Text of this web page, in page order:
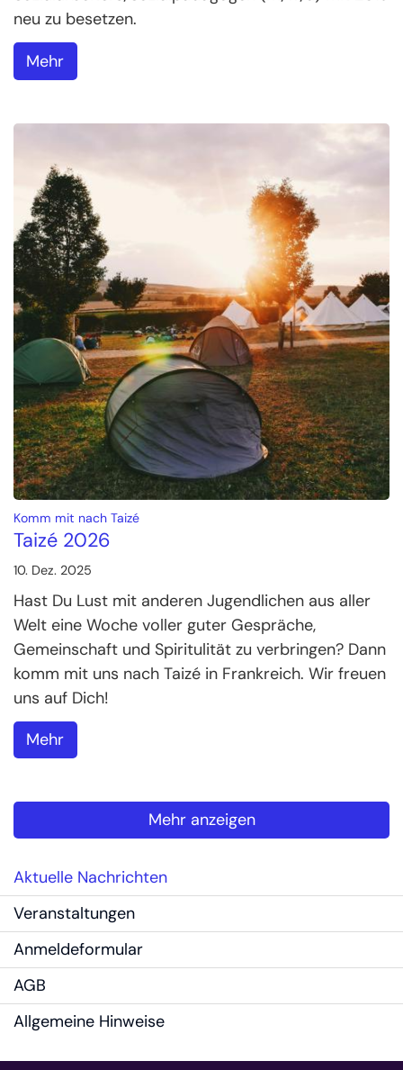
neu zu besetzen.
Mehr
Komm mit nach Taizé:
Taizé 2026
10. Dez. 2025
Hast Du Lust mit anderen Jugendlichen aus aller
Welt eine Woche voller guter Gespräche,
Gemeinschaft und Spiritulität zu verbringen? Dann
komm mit uns nach Taizé in Frankreich. Wir freuen
uns auf Dich!
Mehr
Mehr anzeigen
Aktuelle Nachrichten
Veranstaltungen
Anmeldeformular
AGB
Allgemeine Hinweise